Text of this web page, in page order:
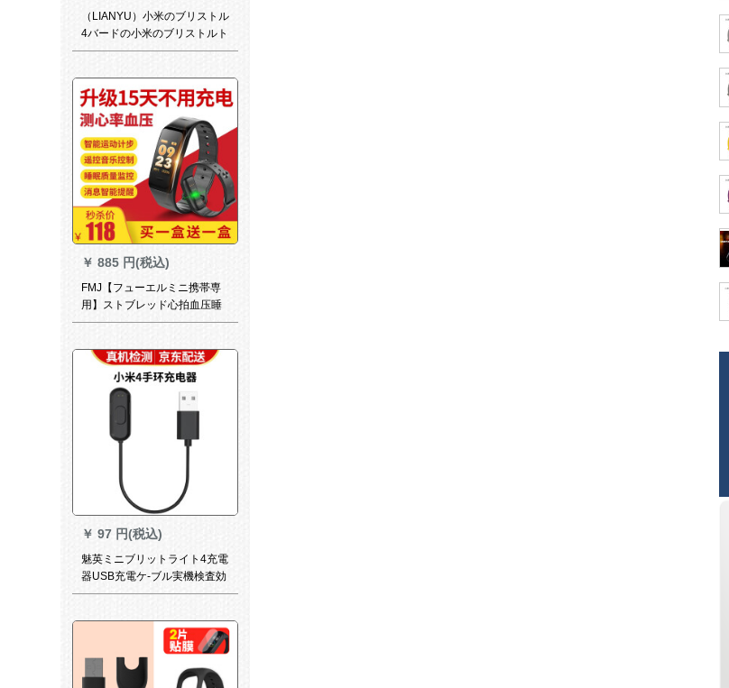
（LIANYU）小米のブリストル
4バードの小米のブリストルト
ラック3 nfcのリストバードの
代の知能の制品が个性を失う
こととを防止します。
￥ 885 円(税込)
FMJ【フューエルミニ携帯専
用】ストブレッド心拍血压睡
运动监视微信信信信注意アプ
￥ 97 円(税込)
魅英ミニブリットライト4充電
器USB充電ケ-ブル実機検査効
率的で便利なNFC版4世代スポ
電器ミニ4充電器【NFC版共